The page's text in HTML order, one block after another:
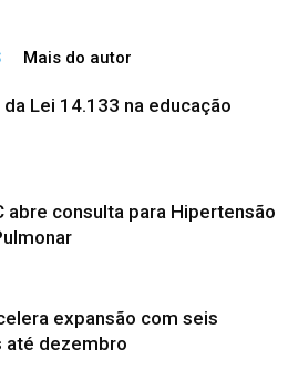
Mais do autor
Lei 14.133 na educação
abre consulta para Hipertensão
expansão com seis
até dezembro